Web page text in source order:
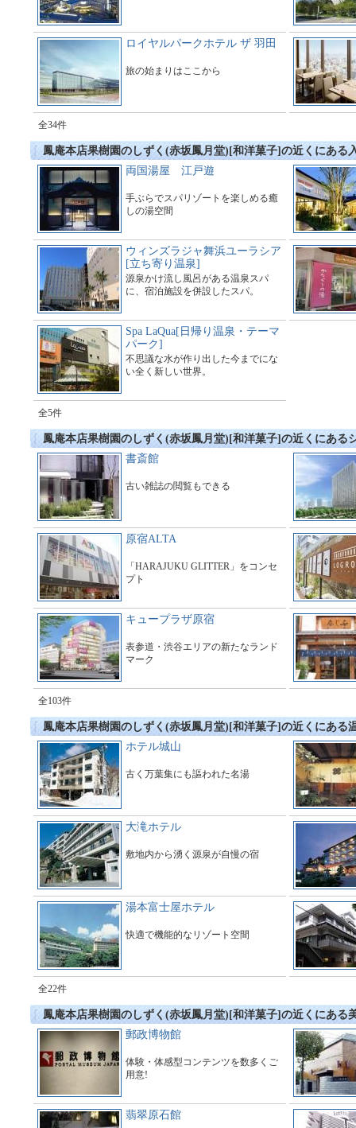
ロイヤルパークホテル ザ 羽田
旅の始まりはここから
全34件
鳳庵本店果樹園のしずく(赤坂鳳月堂)[和洋菓子]の近くにある
両国湯屋 江戸遊
手ぶらでスパリゾートを楽しめる癒
しの湯空間
ウィンズラジャ舞浜ユーラシア
[立ち寄り温泉]
源泉かけ流し風呂がある温泉スパ
に、宿泊施設を併設したスパ。
Spa LaQua[日帰り温泉・テーマ
パーク]
不思議な水が作り出した今までにな
い全く新しい世界。
全5件
鳳庵本店果樹園のしずく(赤坂鳳月堂)[和洋菓子]の近くにある
書斎館
古い雑誌の閲覧もできる
原宿ALTA
「HARAJUKU GLITTER」をコンセ
プト
キュープラザ原宿
表参道・渋谷エリアの新たなランド
マーク
全103件
鳳庵本店果樹園のしずく(赤坂鳳月堂)[和洋菓子]の近くにある
ホテル城山
古く万葉集にも謳われた名湯
大滝ホテル
敷地内から湧く源泉が自慢の宿
湯本富士屋ホテル
快適で機能的なリゾート空間
全22件
鳳庵本店果樹園のしずく(赤坂鳳月堂)[和洋菓子]の近くにある
郵政博物館
体験・体感型コンテンツを数多くご
用意!
翡翠原石館